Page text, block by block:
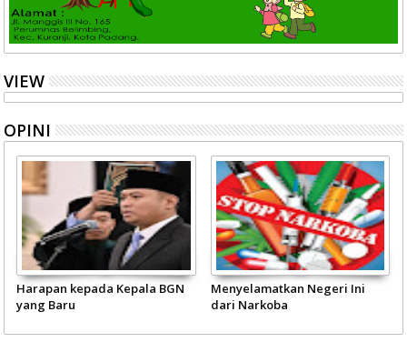
VIEW
OPINI
Harapan kepada Kepala BGN
yang Baru
Menyelamatkan Negeri Ini
dari Narkoba